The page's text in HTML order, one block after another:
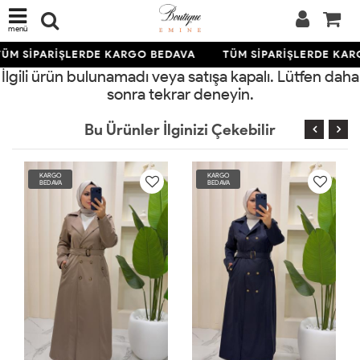
menü
SİPARİŞLERDE KARGO BEDAVA TÜM SİPARİŞLERDE
İlgili ürün bulunamadı veya satışa kapalı. Lütfen daha
sonra tekrar deneyin.
Bu Ürünler İlginizi Çekebilir
KARGO
BEDAVA
KARGO
BEDAVA